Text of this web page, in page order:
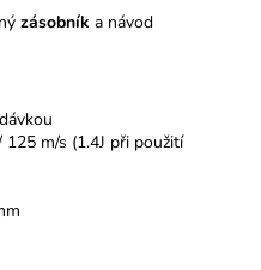
zásobník a návod
m/s (1.4J při použití